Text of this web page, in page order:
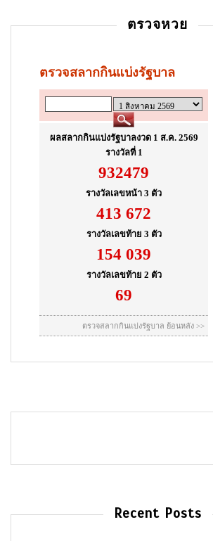
ตรวจหวย
Recent Posts